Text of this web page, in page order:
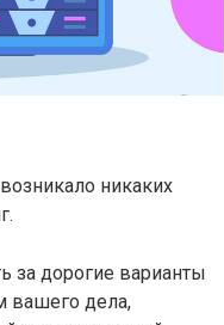
никаких
за дорогие варианты
вашего дела,